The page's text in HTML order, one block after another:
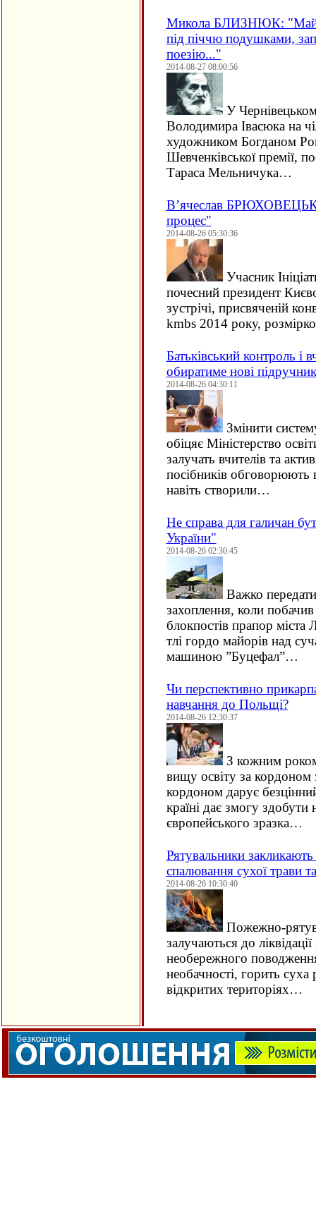
Микола БЛИЗНЮК:
під піччю подушками,
поезію..."
2014-08-27 08:00:56
У
Володимира Івасюка на
художником Богданом
Шевченківської премії,
Тараса Мельничука…
В’ячеслав
процес"
2014-08-26 05:30:36
Учасник
почесний президент
зустрічі, присвяченій
kmbs 2014 року,
Батьківський контроль і
обиратиме нові
2014-08-26 04:30:11
Змінити
обіцяє Міністерство
залучать вчителів та
посібників обговорюють
навіть створили…
Не справа для галичан
України"
2014-08-26 02:30:45
Важко
захоплення, коли
блокпостів прапор
тлі гордо майорів над
машиною ”Буцефал”…
Чи перспективно
навчання до Польщі?
2014-08-26 12:30:37
З кожним роком
вищу освіту за кордоном
кордоном дарує
країні дає змогу
європейського зразка…
Рятувальники
спалювання сухої трави
2014-08-26 10:30:40
Пожежно-
залучаються до
необережного
необачності, горить суха
відкритих територіях…